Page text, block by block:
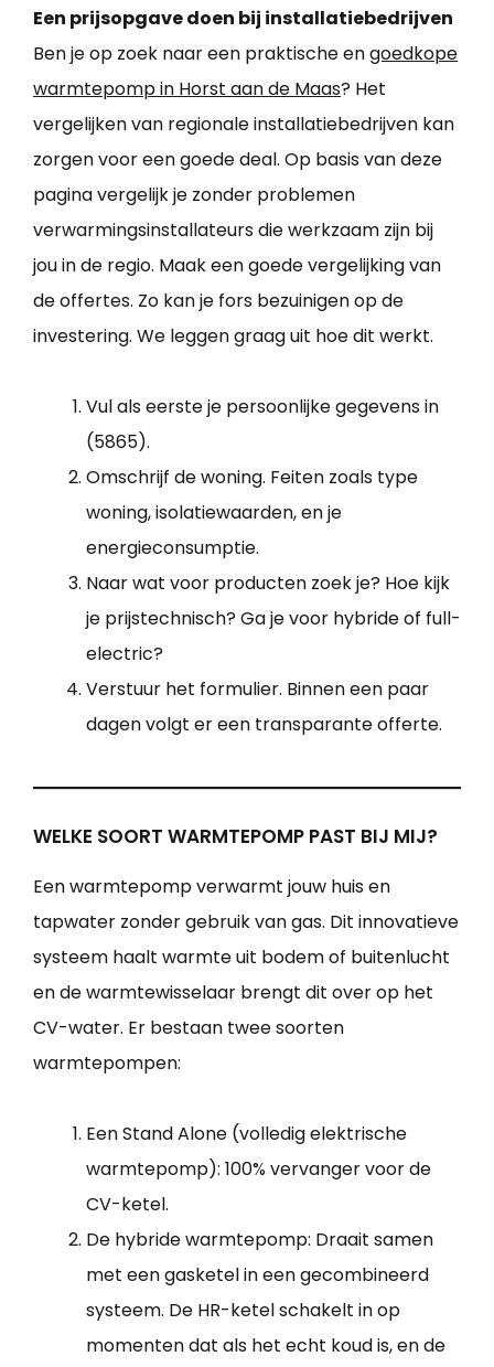
Een prijsopgave doen bij installatiebedrijven
Ben je op zoek naar een praktische engoedkope
warmtepomp in Horst aan de Maas? Het
vergelijken van regionale installatiebedrijven kan
zorgen voor een goede deal. Op basis van deze
pagina vergelijk je zonder problemen
verwarmingsinstallateurs die werkzaam zijn bij
jou in de regio. Maak een goede vergelijking van
de offertes. Zo kan je fors bezuinigen op de
investering. We leggen graag uit hoe dit werkt.
Vul als eerste je persoonlijke gegevens in
(5865).
Omschrijf de woning. Feiten zoals type
woning, isolatiewaarden, en je
energieconsumptie.
Naar wat voor producten zoek je? Hoe kijk
je prijstechnisch? Ga je voor hybride of full-
electric?
Verstuur het formulier. Binnen een paar
dagen volgt er een transparante offerte.
WELKE SOORT WARMTEPOMP PAST BIJ MIJ?
Een warmtepomp verwarmt jouw huis en
tapwater zonder gebruik van gas. Dit innovatieve
systeem haalt warmte uit bodem of buitenlucht
en de warmtewisselaar brengt dit over op het
CV-water. Er bestaan twee soorten
warmtepompen:
Een Stand Alone (volledig elektrische
warmtepomp): 100% vervanger voor de
CV-ketel.
De hybride warmtepomp: Draait samen
met een gasketel in een gecombineerd
systeem. De HR-ketel schakelt in op
momenten dat als het echt koud is, en de